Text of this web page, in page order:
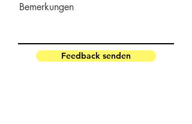
Bemerkungen
Feedback senden